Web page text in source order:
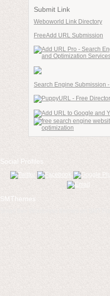
Submit Link
Weboworld Link Directory
FreeAdd URL Submission
Search Engine Submission
Social Profiles
SMThemes